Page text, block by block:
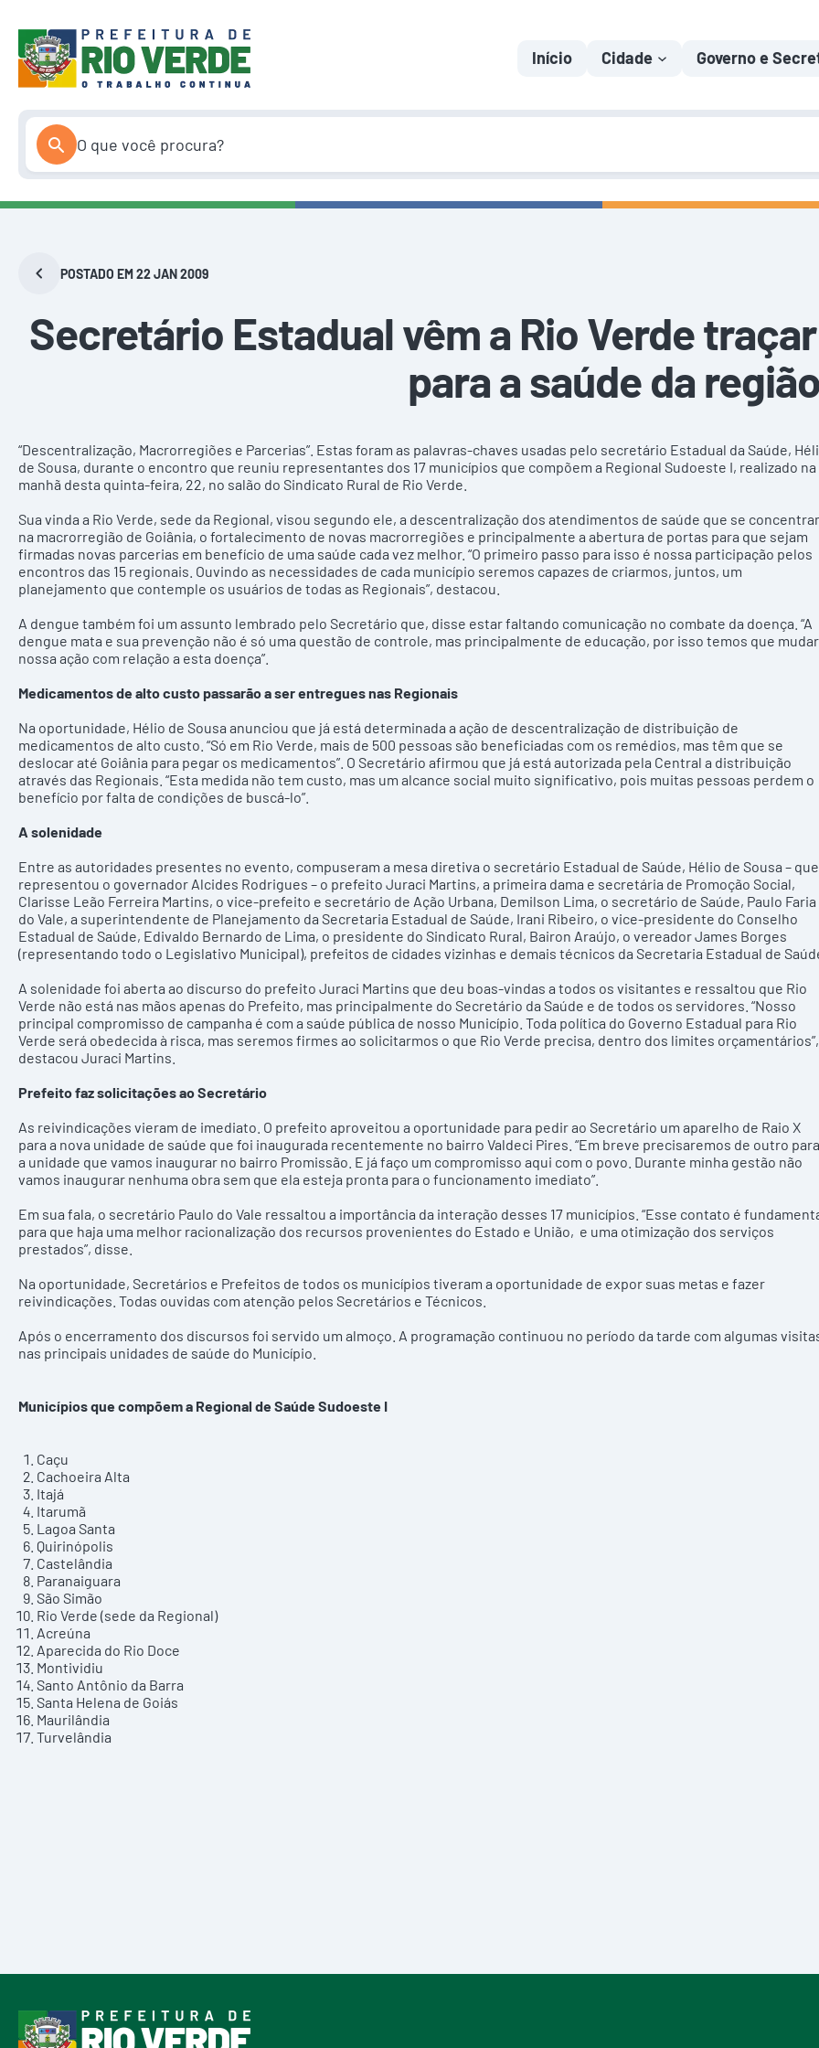
para
conteúdo
Início Cidade Governo e
POSTADO EM 22 JAN 2009
Secretário Estadual vêm a Rio Verde
para a saúde da
“Descentralização, Macrorregiões e Parcerias”. Estas foram as palavras-chaves usadas pelo secretário Estadual da Saúde,
de Sousa, durante o encontro que reuniu representantes dos 17 municípios que compõem a Regional Sudoeste I, realizado na
manhã desta quinta-feira, 22, no salão do Sindicato Rural de Rio Verde.
Sua vinda a Rio Verde, sede da Regional, visou segundo ele, a descentralização dos atendimentos de saúde que se
na macrorregião de Goiânia, o fortalecimento de novas macrorregiões e principalmente a abertura de portas para que sejam
firmadas novas parcerias em benefício de uma saúde cada vez melhor. “O primeiro passo para isso é nossa participação pelos
encontros das 15 regionais. Ouvindo as necessidades de cada município seremos capazes de criarmos, juntos, um
planejamento que contemple os usuários de todas as Regionais”, destacou.
A dengue também foi um assunto lembrado pelo Secretário que, disse estar faltando comunicação no combate da doença. “A
dengue mata e sua prevenção não é só uma questão de controle, mas principalmente de educação, por isso temos que mudar
nossa ação com relação a esta doença”.
Medicamentos de alto custo passarão a ser entregues nas Regionais
Na oportunidade, Hélio de Sousa anunciou que já está determinada a ação de descentralização de distribuição de
medicamentos de alto custo. “Só em Rio Verde, mais de 500 pessoas são beneficiadas com os remédios, mas têm que se
deslocar até Goiânia para pegar os medicamentos”. O Secretário afirmou que já está autorizada pela Central a distribuição
através das Regionais. “Esta medida não tem custo, mas um alcance social muito significativo, pois muitas pessoas perdem o
benefício por falta de condições de buscá-lo”.
A solenidade
Entre as autoridades presentes no evento, compuseram a mesa diretiva o secretário Estadual de Saúde, Hélio de Sousa – que
representou o governador Alcides Rodrigues – o prefeito Juraci Martins, a primeira dama e secretária de Promoção Social,
Clarisse Leão Ferreira Martins, o vice-prefeito e secretário de Ação Urbana, Demilson Lima, o secretário de Saúde, Paulo Faria
do Vale, a superintendente de Planejamento da Secretaria Estadual de Saúde, Irani Ribeiro, o vice-presidente do Conselho
Estadual de Saúde, Edivaldo Bernardo de Lima, o presidente do Sindicato Rural, Bairon Araújo, o vereador James Borges
(representando todo o Legislativo Municipal), prefeitos de cidades vizinhas e demais técnicos da Secretaria Estadual de
A solenidade foi aberta ao discurso do prefeito Juraci Martins que deu boas-vindas a todos os visitantes e ressaltou que Rio
Verde não está nas mãos apenas do Prefeito, mas principalmente do Secretário da Saúde e de todos os servidores. “Nosso
principal compromisso de campanha é com a saúde pública de nosso Município. Toda política do Governo Estadual para Rio
Verde será obedecida à risca, mas seremos firmes ao solicitarmos o que Rio Verde precisa, dentro dos limites orçamentários”,
destacou Juraci Martins.
Prefeito faz solicitações ao Secretário
As reivindicações vieram de imediato. O prefeito aproveitou a oportunidade para pedir ao Secretário um aparelho de Raio X
para a nova unidade de saúde que foi inaugurada recentemente no bairro Valdeci Pires. “Em breve precisaremos de outro para
a unidade que vamos inaugurar no bairro Promissão. E já faço um compromisso aqui com o povo. Durante minha gestão não
vamos inaugurar nenhuma obra sem que ela esteja pronta para o funcionamento imediato”.
Em sua fala, o secretário Paulo do Vale ressaltou a importância da interação desses 17 municípios. “Esse contato é
para que haja uma melhor racionalização dos recursos provenientes do Estado e União, e uma otimização dos serviços
prestados”, disse.
Na oportunidade, Secretários e Prefeitos de todos os municípios tiveram a oportunidade de expor suas metas e fazer
reivindicações. Todas ouvidas com atenção pelos Secretários e Técnicos.
Após o encerramento dos discursos foi servido um almoço. A programação continuou no período da tarde com algumas
nas principais unidades de saúde do Município.
Municípios que compõem a Regional de Saúde Sudoeste I
Caçu
Cachoeira Alta
Itajá
Itarumã
Lagoa Santa
Quirinópolis
Castelândia
Paranaiguara
São Simão
Rio Verde (sede da Regional)
Acreúna
Aparecida do Rio Doce
Montividiu
Santo Antônio da Barra
Santa Helena de Goiás
Maurilândia
Turvelândia